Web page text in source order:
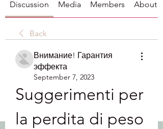
Discussion Media Members About
Back
Внимание! Гарантия
эффекта
September 7, 2023
Suggerimenti per
la perdita di peso